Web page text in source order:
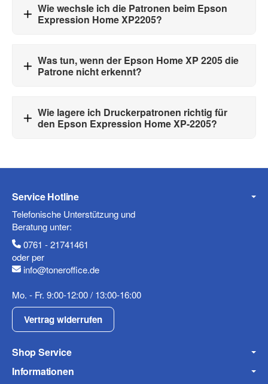
Wie wechsle ich die Patronen beim Epson
Expression Home XP2205?
Was tun, wenn der Epson Home XP 2205 die
Patrone nicht erkennt?
Wie lagere ich Druckerpatronen richtig für
den Epson Expression Home XP-2205?
Service Hotline
Telefonische Unterstützung und
Beratung unter:
0761 - 21741461
oder per
info@toneroffice.de
Mo. - Fr. 9:00-12:00 / 13:00-16:00
Vertrag widerrufen
Shop Service
Informationen